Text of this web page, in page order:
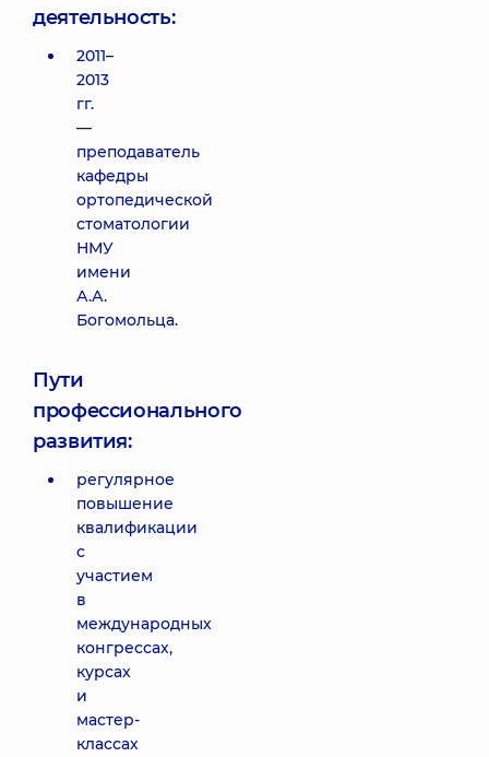
деятельность:
2011–
2013
гг.
—
преподаватель
кафедры
ортопедической
стоматологии
НМУ
имени
А.А.
Богомольца.
Пути
профессионального
развития:
регулярное
повышение
квалификации
с
участием
в
международных
конгрессах,
курсах
и
мастер-
классах